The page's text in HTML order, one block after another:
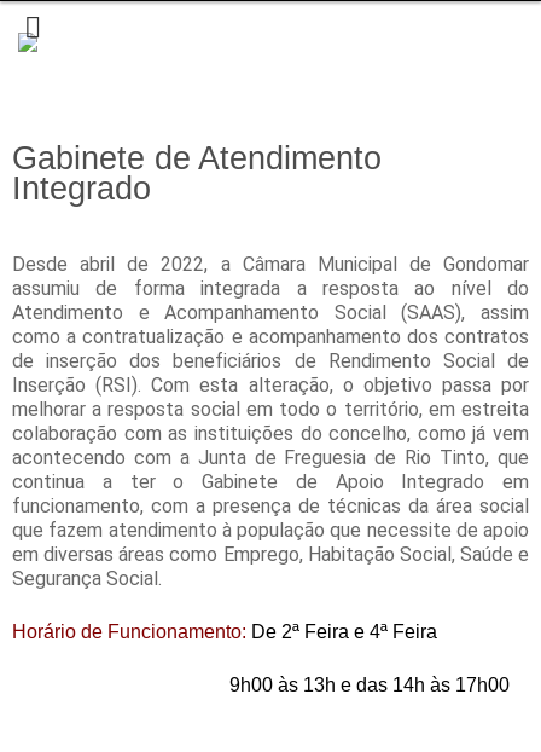
Gabinete de Atendimento
Integrado
Desde abril de 2022, a Câmara Municipal de Gondomar
assumiu de forma integrada a resposta ao nível do
Atendimento e Acompanhamento Social (SAAS), assim
como a contratualização e acompanhamento dos contratos
de inserção dos beneficiários de Rendimento Social de
Inserção (RSI). Com esta alteração, o objetivo passa por
melhorar a resposta social em todo o território, em estreita
colaboração com as instituições do concelho, como já vem
acontecendo com a Junta de Freguesia de Rio Tinto, que
continua a ter o Gabinete de Apoio Integrado em
funcionamento, com a presença de técnicas da área social
que fazem atendimento à população que necessite de apoio
em diversas áreas como Emprego, Habitação Social, Saúde e
Segurança Social.
Horário de Funcionamento: De 2ª Feira e 4ª Feira
9h00 às 13h e das 14h às 17h00